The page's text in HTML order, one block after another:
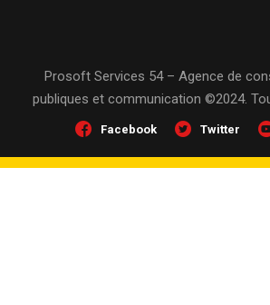
Prosoft Services 54 – Agence de
publiques et communication ©2024.
Facebook Twitter